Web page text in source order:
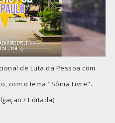
de Luta da Pessoa com
com o tema "Sônia Livre".
/ Editada)